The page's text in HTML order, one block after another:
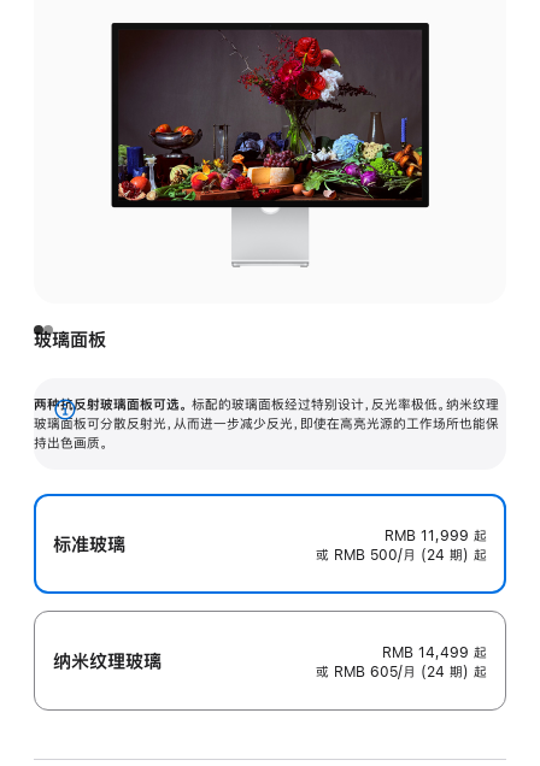
玻璃面板
两种抗反射玻璃面板可选。 标配的玻璃面板经过特别设计，反光率极低。纳米纹理
玻璃面板可分散反射光，从而进一步减少反光，即使在高亮光源的工作场所也能保
持出色画质。
展
开
标准玻璃 RMB 11,999 起
或 RMB 500/月 (24 期) 起
纳米纹理玻璃 RMB 14,499 起
或 RMB 605/月 (24 期) 起